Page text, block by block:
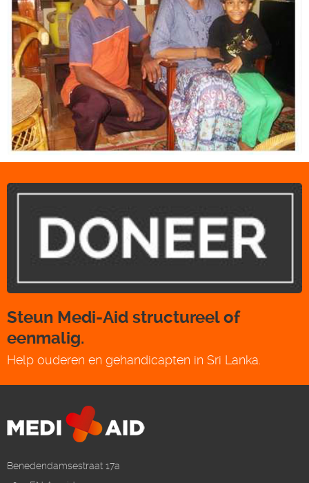
Steun Medi-Aid structureel of
eenmalig.
Help ouderen en gehandicapten in Sri Lanka.
Benedendamsestraat 17a